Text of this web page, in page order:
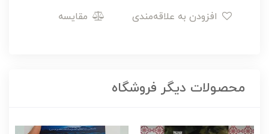
مقایسه
محصولات دیگر فروشگاه